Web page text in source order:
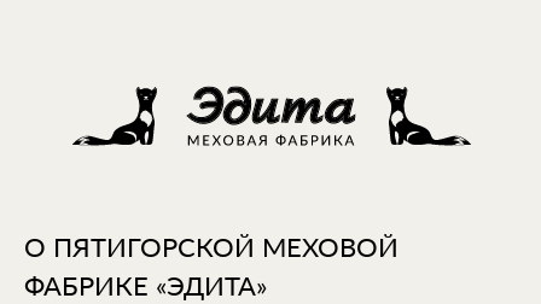
О ПЯТИГОРСКОЙ МЕХОВОЙ
ФАБРИКЕ «ЭДИТА»